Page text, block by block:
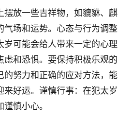
摆放一些吉祥物，如貔貅、麒
气场和运势。心态与行为调整
岁可能会给人带来一定的心理
虑和恐惧。要保持积极乐观的
的努力和正确的应对方法，能
好运。谨慎行事：在犯太岁
慎小心。
18
大半年不上学，一说她就要死要活
愁的不行，朋友给我推荐的慧来老
急乱投医，这半年来，法事一个个
了个人一样，不期望她能考多好的
稳稳的把书读了，身体心理都健健